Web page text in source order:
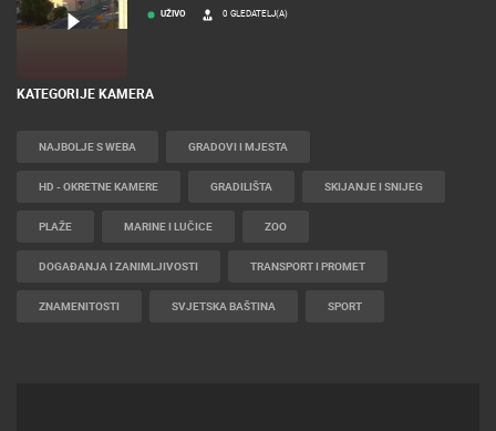
UŽIVO 0 GLEDATELJ(A)
KATEGORIJE KAMERA
NAJBOLJE S WEBA GRADOVI I MJESTA
HD - OKRETNE KAMERE GRADILIŠTA SKIJANJE I SNIJEG
PLAŽE MARINE I LUČICE ZOO
DOGAĐANJA I ZANIMLJIVOSTI TRANSPORT I PROMET
ZNAMENITOSTI SVJETSKA BAŠTINA SPORT